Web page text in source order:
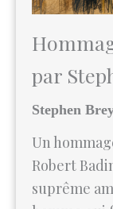
par
Stephen
Un
Robert
homme qui
ne tue plus